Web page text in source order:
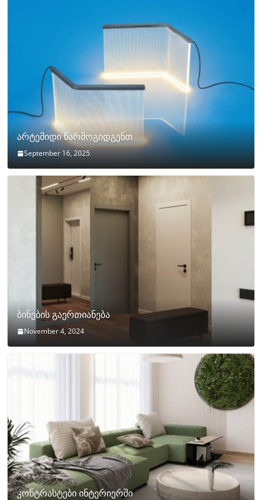
არტემიდი წარმოგიდგენთ
September 16, 2025
ბინების გაერთიანება
November 4, 2024
კონტრასტები ინტერიერში